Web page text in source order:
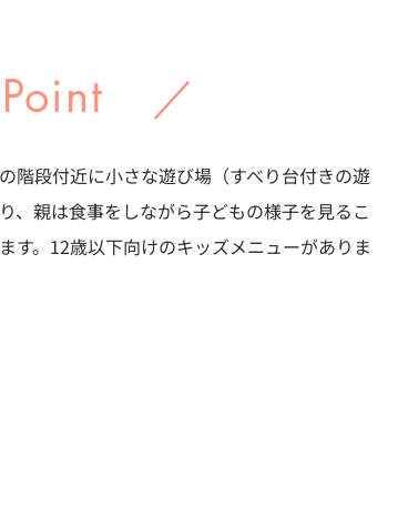
／
階段付近に小さな遊び場（すべり台付きの遊
、親は食事をしながら子どもの様子を見るこ
す。12歳以下向けのキッズメニューがありま